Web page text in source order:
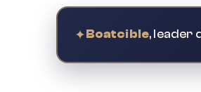
✦ Boatcible, leader